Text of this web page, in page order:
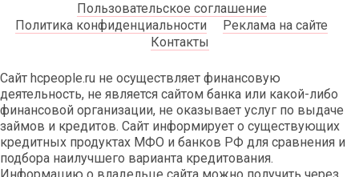
Пользовательское соглашение
Политика конфиденциальности
Реклама на сайте
Контакты
Сайт hcpeople.ru не осуществляет финансовую
деятельность, не является сайтом банка или какой-либо
финансовой организации, не оказывает услуг по выдаче
займов и кредитов. Сайт информирует о существующих
кредитных продуктах МФО и банков РФ для сравнения и
подбора наилучшего варианта кредитования.